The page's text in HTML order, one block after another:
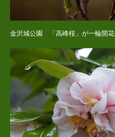
金沢城公園 「高峰桜」が一輪開花